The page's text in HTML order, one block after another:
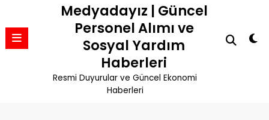
Medyadayız | Güncel
Personel Alımı ve
Sosyal Yardım
Haberleri
Resmi Duyurular ve Güncel Ekonomi
Haberleri